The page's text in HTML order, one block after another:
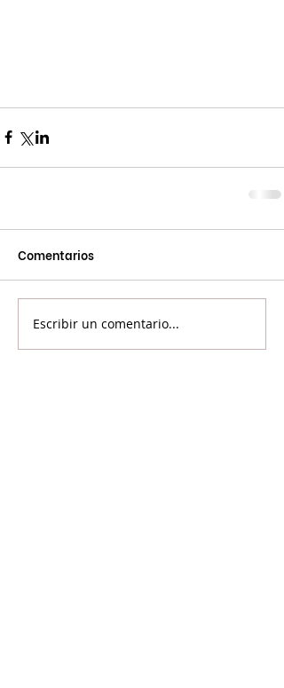
Comentarios
Escribir un comentario...